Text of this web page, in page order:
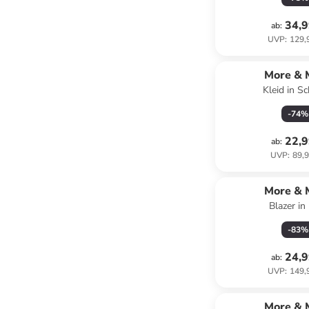
ab:
UVP:
More &
Kleid in
-74%
ab:
UVP:
More &
Blazer in
-83%
ab:
UVP: